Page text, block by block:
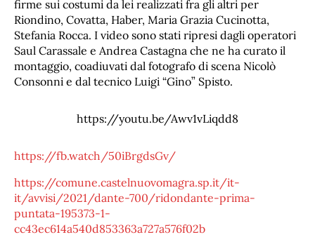
firme sui costumi da lei realizzati fra gli altri per
Riondino, Covatta, Haber, Maria Grazia Cucinotta,
Stefania Rocca. I video sono stati ripresi dagli operatori
Saul Carassale e Andrea Castagna che ne ha curato il
montaggio, coadiuvati dal fotografo di scena Nicolò
Consonni e dal tecnico Luigi “Gino” Spisto.
https://youtu.be/Awv1vLiqdd8
https://fb.watch/50iBrgdsGv/
https://comune.castelnuovomagra.sp.it/it-
it/avvisi/2021/dante-700/ridondante-prima-
puntata-195373-1-
cc43ec614a540d853363a727a576f02b